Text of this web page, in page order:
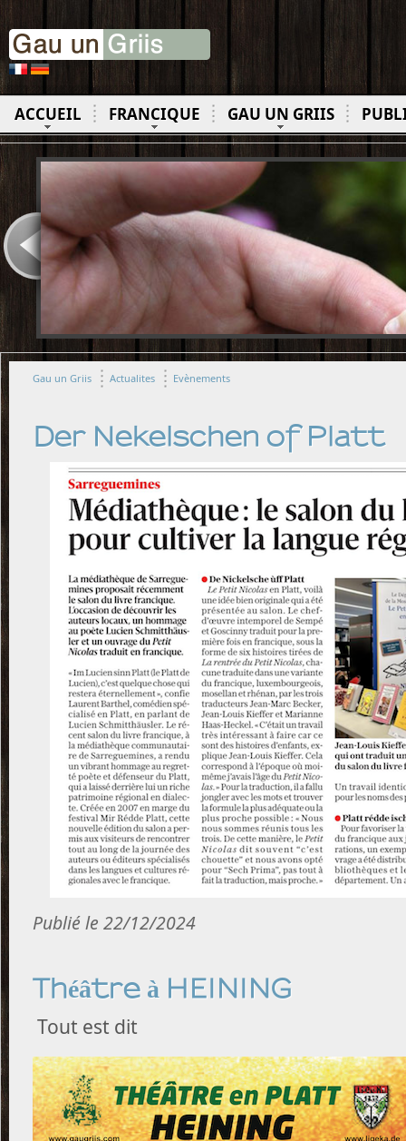
ACCUEIL FRANCIQUE GAU UN GRIIS
Gau un Griis Actualites Evènements
Der Nekelschen of Platt
Publié le 22/12/2024
Théâtre à HEINING
Tout est dit